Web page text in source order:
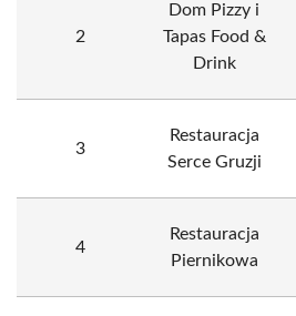
2
Dom Pizzy i
Tapas Food &
Drink
3
Restauracja
Serce Gruzji
4
Restauracja
Piernikowa